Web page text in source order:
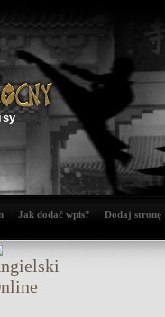
Jak dodać wpis? Dodaj stronę